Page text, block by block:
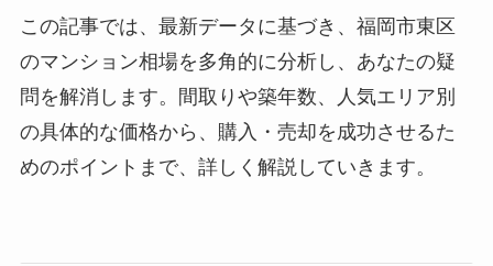
この記事では、最新データに基づき、福岡市東区
のマンション相場を多角的に分析し、あなたの疑
問を解消します。間取りや築年数、人気エリア別
の具体的な価格から、購入・売却を成功させるた
めのポイントまで、詳しく解説していきます。